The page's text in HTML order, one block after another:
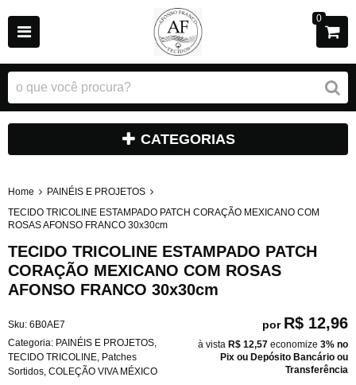
0
CATEGORIAS
Home
PAINÉIS E PROJETOS
TECIDO TRICOLINE ESTAMPADO PATCH CORAÇÃO MEXICANO COM
ROSAS AFONSO FRANCO 30x30cm
TECIDO TRICOLINE ESTAMPADO PATCH
CORAÇÃO MEXICANO COM ROSAS
AFONSO FRANCO 30x30cm
Sku: 6B0AE7
Categoria: PAINÉIS E PROJETOS
TECIDO TRICOLINE Patches
Sortidos COLEÇÃO VIVA MÉXICO
por R$ 12,96
à vista R$ 12,57 economize 3% no
Pix ou Depósito Bancário ou
Transferência